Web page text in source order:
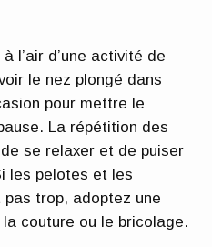
l’air d’une activité de
le nez plongé dans
pour mettre le
La répétition des
se relaxer et de puiser
les pelotes et les
trop, adoptez une
couture ou le bricolage.